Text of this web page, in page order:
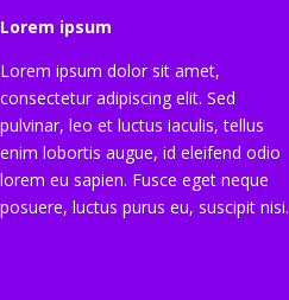
Lorem ipsum
Lorem ipsum dolor sit amet,
consectetur adipiscing elit. Sed
pulvinar, leo et luctus iaculis, tellus
enim lobortis augue, id eleifend odio
lorem eu sapien. Fusce eget neque
posuere, luctus purus eu, suscipit nisi.